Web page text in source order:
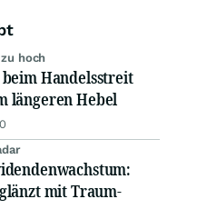
hoch
Handelsstreit
längeren Hebel
mit Traum-